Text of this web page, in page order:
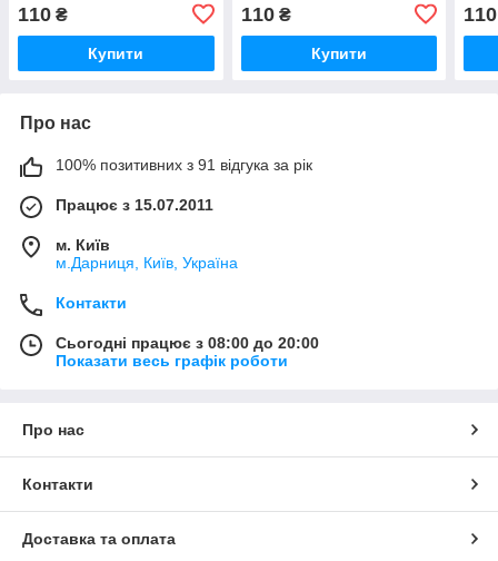
110 ₴
Купити
110₴
Купити
110
Про нас
100% позитивних з 91 відгука за рік
Працює з 15.07.2011
м. Київ
м.Дарниця, Київ, Україна
Контакти
Сьогодні працює з 08:00 до 20:00
Показати весь графік роботи
Про нас
Контакти
Доставка та оплата